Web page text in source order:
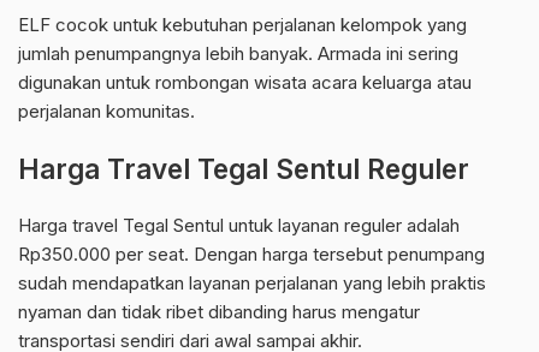
ELF cocok untuk kebutuhan perjalanan kelompok yang
jumlah penumpangnya lebih banyak. Armada ini sering
digunakan untuk rombongan wisata acara keluarga atau
perjalanan komunitas.
Harga Travel Tegal Sentul Reguler
Harga travel Tegal Sentul untuk layanan reguler adalah
Rp350.000 per seat. Dengan harga tersebut penumpang
sudah mendapatkan layanan perjalanan yang lebih praktis
nyaman dan tidak ribet dibanding harus mengatur
transportasi sendiri dari awal sampai akhir.